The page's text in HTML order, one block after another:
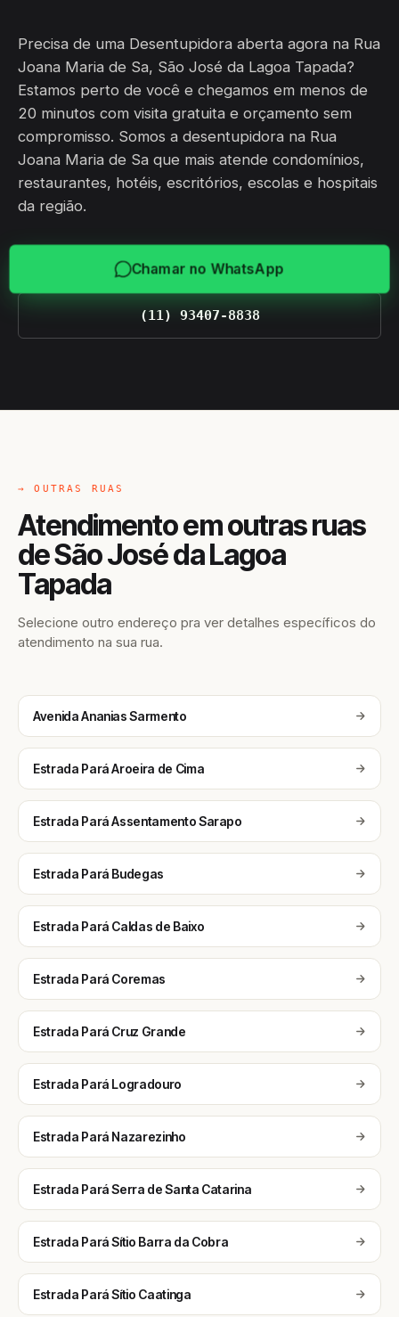
Precisa de uma Desentupidora aberta agora na Rua
Joana Maria de Sa, São José da Lagoa Tapada?
Estamos perto de você e chegamos em menos de
20 minutos com visita gratuita e orçamento sem
compromisso. Somos a desentupidora na Rua
Joana Maria de Sa que mais atende condomínios,
restaurantes, hotéis, escritórios, escolas e hospitais
da região.
Chamar no WhatsApp
(11) 93407-8838
→ OUTRAS RUAS
Atendimento em outras ruas
de São José da Lagoa
Tapada
Selecione outro endereço pra ver detalhes específicos do
atendimento na sua rua.
Avenida Ananias Sarmento
Estrada Pará Aroeira de Cima
Estrada Pará Assentamento Sarapo
Estrada Pará Budegas
Estrada Pará Caldas de Baixo
Estrada Pará Coremas
Estrada Pará Cruz Grande
Estrada Pará Logradouro
Estrada Pará Nazarezinho
Estrada Pará Serra de Santa Catarina
Estrada Pará Sítio Barra da Cobra
Estrada Pará Sítio Caatinga